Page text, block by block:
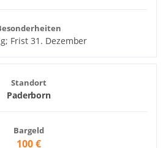
Frist 31. Dezember
Standort
Paderborn
Bargeld
100 €